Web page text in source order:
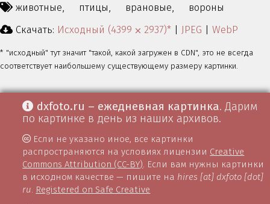
животные,
птицы, врановые,
вороны
Скачать: Исходный (4399 ⨉ 2937)* | JPEG | WebP
* "исходный" тут значит "такой, какой загружен в CDN", это не всегда
соответствует наибольшему существующему размеру картинки.
dxfoto.ru – ежедневная картинка. Дарим
по картинке в день из наших архивов.
Если не указано иное, все картинки
распространяются на условиях лицензии Creative
Commons Attribution (CC-BY). Если вам нужны картинки
в исходном качестве — пишите на hires [at] dxfoto [dot]
ru. Registered on Safe Creative